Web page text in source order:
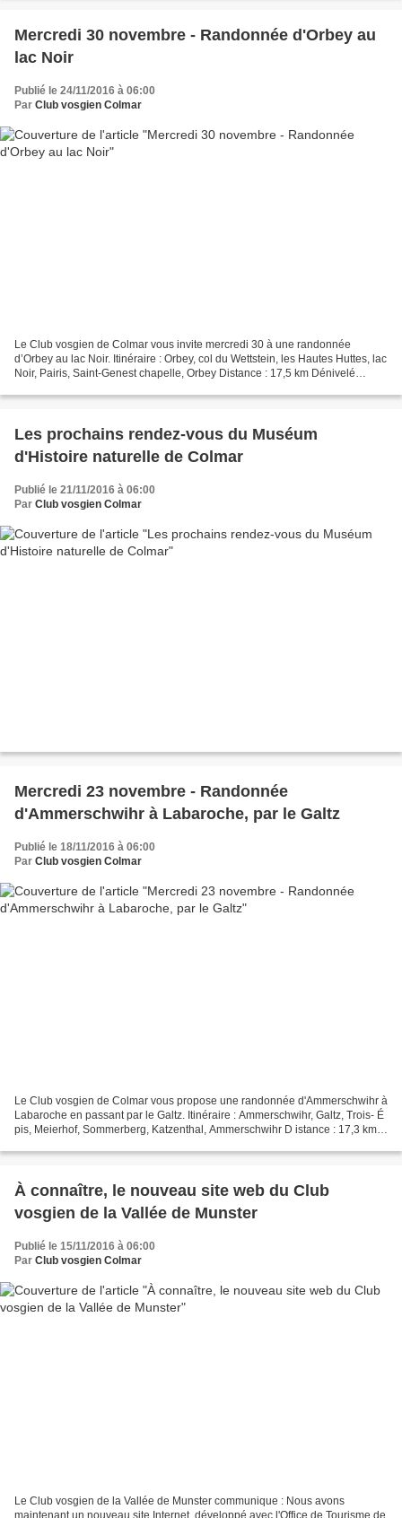
Mercredi 30 novembre - Randonnée d'Orbey au
lac Noir
Publié le 24/11/2016 à 06:00
Par Club vosgien Colmar
Le Club vosgien de Colmar vous invite mercredi 30 à une randonnée
d’Orbey au lac Noir. Itinéraire : Orbey, col du Wettstein, les Hautes Huttes, lac
Noir, Pairis, Saint-Genest chapelle, Orbey Distance : 17,5 km Dénivelé
Les prochains rendez-vous du Muséum
d'Histoire naturelle de Colmar
Publié le 21/11/2016 à 06:00
Par Club vosgien Colmar
Mercredi 23 novembre - Randonnée
d'Ammerschwihr à Labaroche, par le Galtz
Publié le 18/11/2016 à 06:00
Par Club vosgien Colmar
Le Club vosgien de Colmar vous propose une randonnée d'Ammerschwihr à
Labaroche en passant par le Galtz. Itinéraire : Ammerschwihr, Galtz, Trois- É
pis, Meierhof, Sommerberg, Katzenthal, Ammerschwihr D istance : 17,3 km D
À connaître, le nouveau site web du Club
vosgien de la Vallée de Munster
Publié le 15/11/2016 à 06:00
Par Club vosgien Colmar
Le Club vosgien de la Vallée de Munster communique : Nous avons
maintenant un nouveau site Internet, développé avec l'Office de Tourisme de